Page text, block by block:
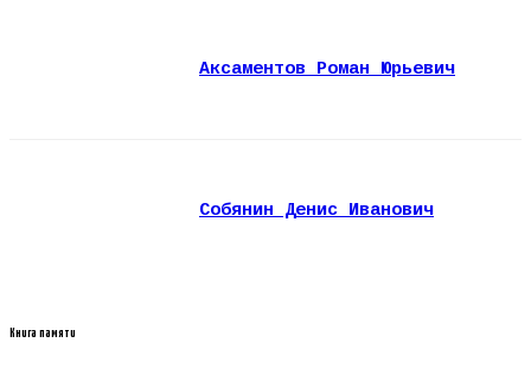
Аксаментов Роман Юрьевич
Собянин Денис Иванович
Книга памяти